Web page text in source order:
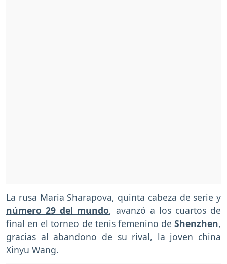
La rusa Maria Sharapova, quinta cabeza de serie y
número 29 del mundo, avanzó a los cuartos de
final en el torneo de tenis femenino de Shenzhen,
gracias al abandono de su rival, la joven china
Xinyu Wang.